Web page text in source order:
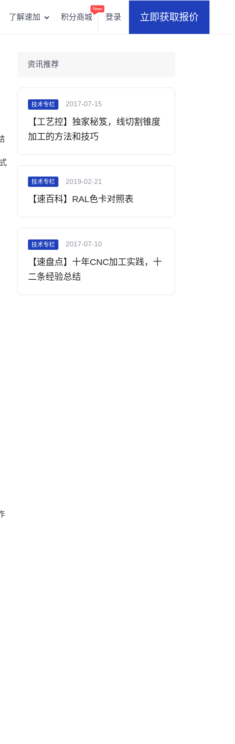
了解速加 积分商城
New
登录 立即获取报价
资讯推荐
技术专栏 2017-07-15
【工艺控】独家秘笈，线切割锥度
加工的方法和技巧
技术专栏 2019-02-21
【速百科】RAL色卡对照表
技术专栏 2017-07-10
【速盘点】十年CNC加工实践，十
二条经验总结